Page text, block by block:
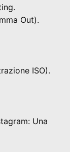
Out).
ISO).
Una